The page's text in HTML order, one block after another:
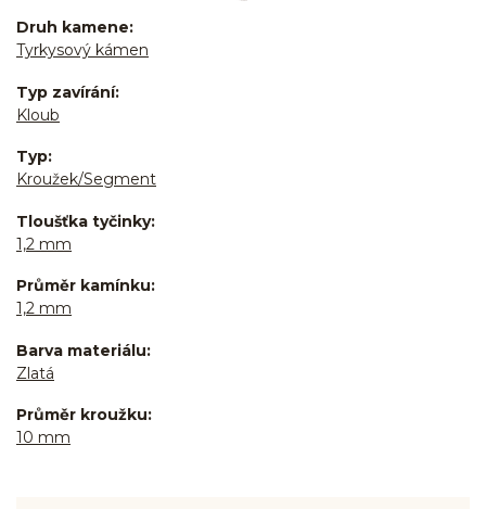
Druh kamene
Tyrkysový kámen
Typ zavírání
Kloub
Typ
Kroužek/Segment
Tloušťka tyčinky
1,2 mm
Průměr kamínku
1,2 mm
Barva materiálu
Zlatá
Průměr kroužku
10 mm